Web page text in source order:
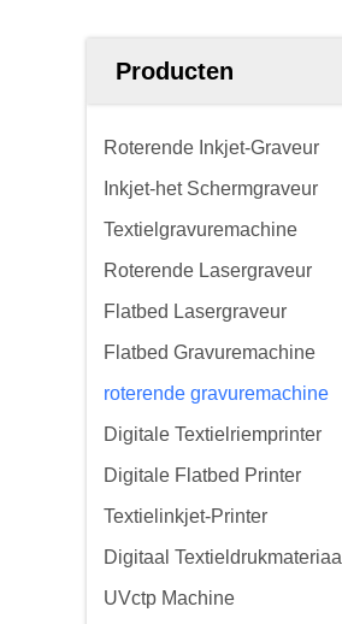
Producten
Roterende Inkjet-Graveur
Inkjet-het Schermgraveur
Textielgravuremachine
Roterende Lasergraveur
Flatbed Lasergraveur
Flatbed Gravuremachine
roterende gravuremachine
Digitale Textielriemprinter
Digitale Flatbed Printer
Textielinkjet-Printer
Digitaal Textieldrukmateriaal
UVctp Machine